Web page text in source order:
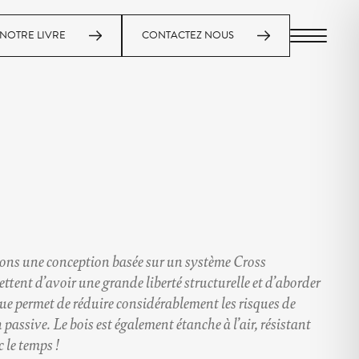
LIVRE CONTACTEZ NOUS MENU
une conception basée sur un système Cross
d’avoir une grande liberté structurelle et d’aborder
de réduire considérablement les risques de
Le bois est également étanche à l’air, résistant
temps !